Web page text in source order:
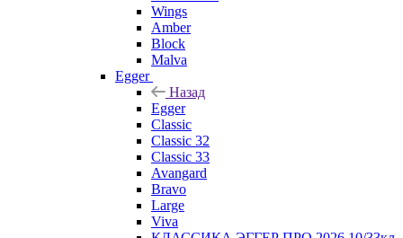
Wings
Amber
Block
Malva
Egger
Назад
Egger
Classic
Classic 32
Classic 33
Avangard
Bravo
Large
Viva